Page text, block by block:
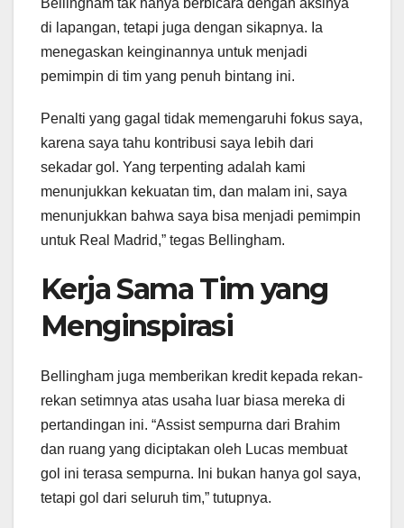
di lapangan, tetapi juga dengan sikapnya. Ia
menegaskan keinginannya untuk menjadi
pemimpin di tim yang penuh bintang ini.
Penalti yang gagal tidak memengaruhi fokus saya,
karena saya tahu kontribusi saya lebih dari
sekadar gol. Yang terpenting adalah kami
menunjukkan kekuatan tim, dan malam ini, saya
menunjukkan bahwa saya bisa menjadi pemimpin
untuk Real Madrid,” tegas Bellingham.
Kerja Sama Tim yang
Menginspirasi
Bellingham juga memberikan kredit kepada rekan-
rekan setimnya atas usaha luar biasa mereka di
pertandingan ini. “Assist sempurna dari Brahim
dan ruang yang diciptakan oleh Lucas membuat
gol ini terasa sempurna. Ini bukan hanya gol saya,
tetapi gol dari seluruh tim,” tutupnya.